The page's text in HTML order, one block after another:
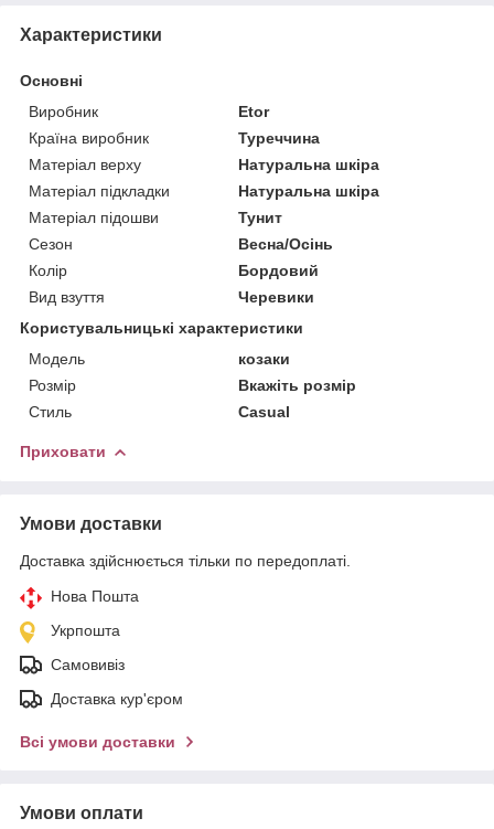
Характеристики
Основні
Виробник
Etor
Країна виробник
Туреччина
Матеріал верху
Натуральна шкіра
Матеріал підкладки
Натуральна шкіра
Матеріал підошви
Тунит
Сезон
Весна/Осінь
Колір
Бордовий
Вид взуття
Черевики
Користувальницькі характеристики
Мoдель
козаки
Розмір
Вкажіть розмір
Стиль
Casual
Приховати
Умови доставки
Доставка здійснюється тільки по передоплаті.
Нова Пошта
Укрпошта
Самовивіз
Доставка кур'єром
Всі умови доставки
Умови оплати